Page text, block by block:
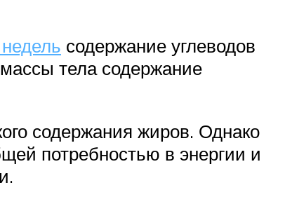
содержание углеводов
тела содержание
содержания жиров. Однако
потребностью в энергии и